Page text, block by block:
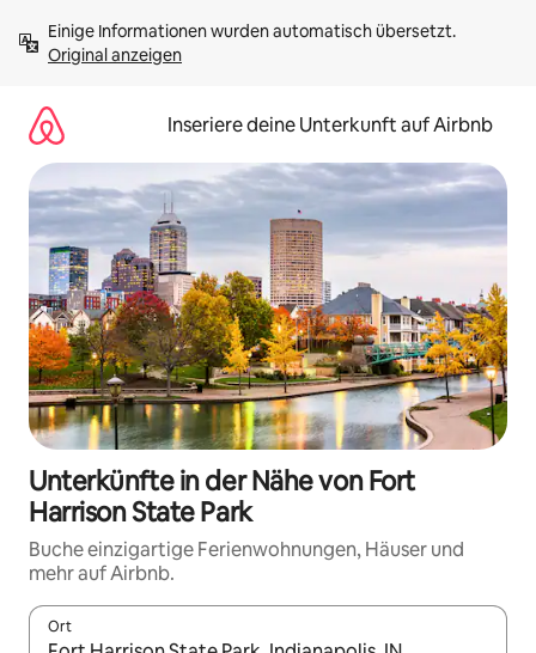
Inhalten
springenOriginal anzeigen
Inseriere deine Unterkunft auf Airbnb
Unterkünfte in der Nähe von Fort
Harrison State Park
Buche einzigartige Ferienwohnungen, Häuser und
mehr auf Airbnb.
Ort
Wenn Ergebnisse verfügbar sind, navigiere mit den